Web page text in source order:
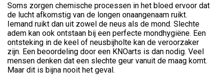
Soms zorgen chemische processen in het bloed ervoor dat
de lucht afkomstig van de longen onaangenaam ruikt.
Iemand ruikt dan uit zowel de neus als de mond. Slechte
adem kan ook ontstaan bij een perfecte mondhygiëne. Een
ontsteking in de keel of neusbijholte kan de veroorzaker
zijn. Een beoordeling door een KNOarts is dan nodig. Veel
mensen denken dat een slechte geur vanuit de maag komt.
Maar dit is bijna nooit het geval.